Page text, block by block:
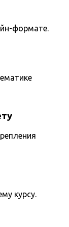
формате.
курсу.